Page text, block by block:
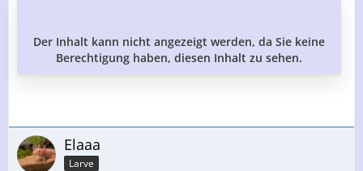
Der Inhalt kann nicht angezeigt werden, da Sie keine
Berechtigung haben, diesen Inhalt zu sehen.
Elaaa
Larve